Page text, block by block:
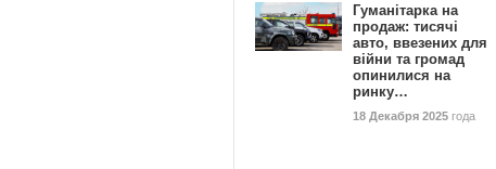
Гуманітарка на
продаж: тисячі
авто, ввезених для
війни та громад
опинилися на
ринку…
18 Декабря 2025 года